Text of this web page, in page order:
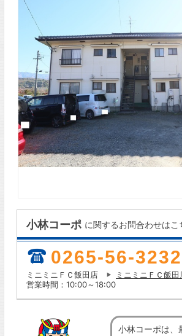
小林コーポ に関するお問合わせはこ
0265-56-3232
ミニミニＦＣ飯田店
ミニミニＦＣ飯
営業時間：10:00～18:00
小林コーポは、